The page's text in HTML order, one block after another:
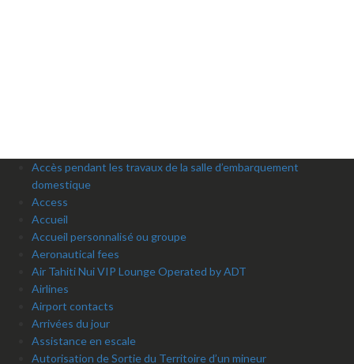
Accès pendant les travaux de la salle d’embarquement
domestique
Access
Accueil
Accueil personnalisé ou groupe
Aeronautical fees
Air Tahiti Nui VIP Lounge Operated by ADT
Airlines
Airport contacts
Arrivées du jour
Assistance en escale
Autorisation de Sortie du Territoire d’un mineur